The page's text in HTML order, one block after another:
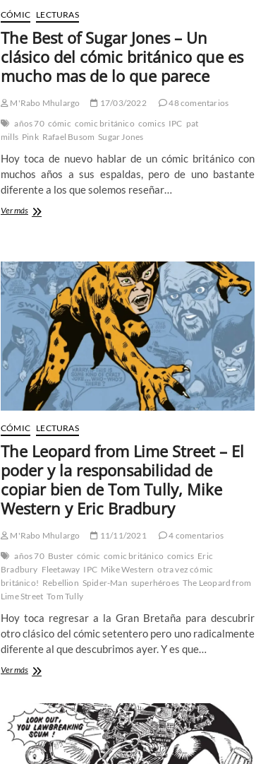
CÓMIC LECTURAS
The Best of Sugar Jones – Un
clásico del cómic británico que es
mucho mas de lo que parece
M'Rabo Mhulargo 17/03/2022
48 comentarios
años 70 cómic comic británico comics IPC pat
mills Pink Rafael Busom Sugar Jones
Hoy toca de nuevo hablar de un cómic británico con
muchos años a sus espaldas, pero de uno bastante
diferente a los que solemos reseñar…
Ver másThe
Jones
–
Un
clásico
del
cómic
británico
que
es
mucho
mas
lo
que
parece
CÓMIC LECTURAS
The Leopard from Lime Street – El
poder y la responsabilidad de
copiar bien de Tom Tully, Mike
Western y Eric Bradbury
M'Rabo Mhulargo 11/11/2021
4 comentarios
años 70 Buster cómic comic británico comics Eric
Bradbury Fleetaway IPC Mike Western otra vez cómic
británico! Rebellion Spider-Man superhéroes The Leopard from
Lime Street Tom Tully
Hoy toca regresar a la Gran Bretaña para descubrir
otro clásico del cómic setentero pero uno radicalmente
diferente al que descubrimos ayer. Y es que…
Ver másThe
Lime
Street
–
El
poder